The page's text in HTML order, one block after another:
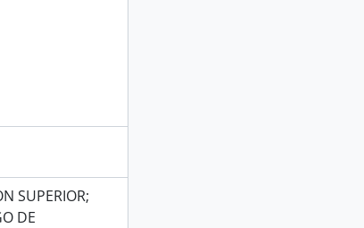
SUPERIOR;
DE